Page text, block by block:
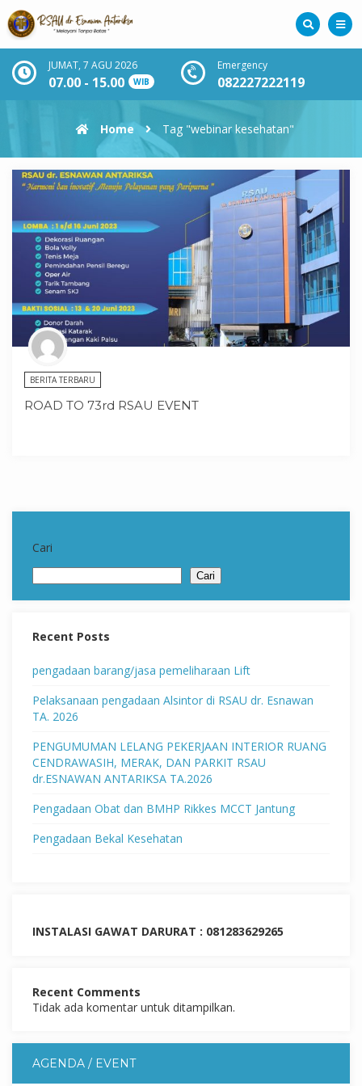
JUMAT, 7 AGU 2026
07.00 - 15.00 WIB
Emergency
082227222119
Home Tag "webinar kesehatan"
BERITA TERBARU
ROAD TO 73rd RSAU EVENT
Cari
Cari
Recent Posts
pengadaan barang/jasa pemeliharaan Lift
Pelaksanaan pengadaan Alsintor di RSAU dr. Esnawan
TA. 2026
PENGUMUMAN LELANG PEKERJAAN INTERIOR RUANG
CENDRAWASIH, MERAK, DAN PARKIT RSAU
dr.ESNAWAN ANTARIKSA TA.2026
Pengadaan Obat dan BMHP Rikkes MCCT Jantung
Pengadaan Bekal Kesehatan
INSTALASI GAWAT DARURAT : 081283629265
Recent Comments
Tidak ada komentar untuk ditampilkan.
AGENDA / EVENT